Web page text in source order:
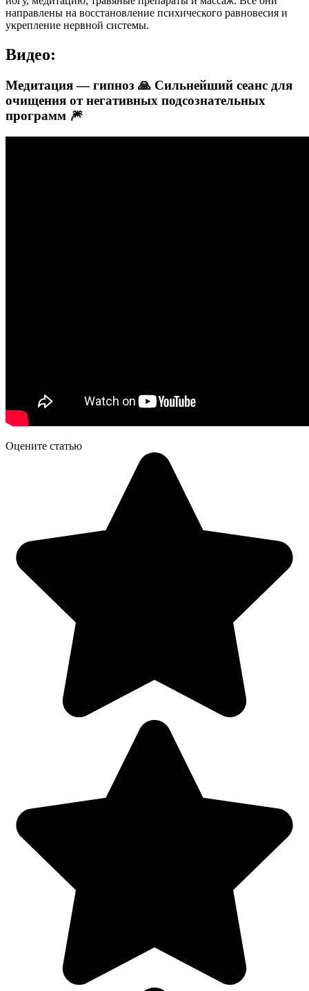
направлены на восстановление психического равновесия и
укрепление нервной системы.
Видео:
Медитация — гипноз 🙏 Сильнейший сеанс для
очищения от негативных подсознательных
программ 🎆
Оцените статью